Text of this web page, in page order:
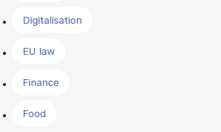
Digitalisation
EU law
Finance
Food